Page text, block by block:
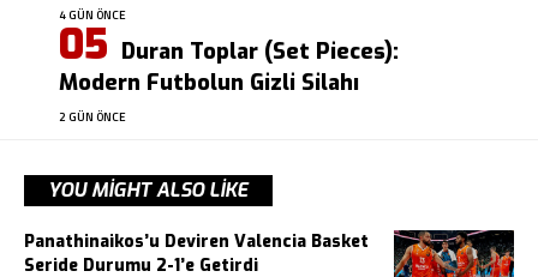
4 GÜN ÖNCE
Duran Toplar (Set Pieces):
Modern Futbolun Gizli Silahı
2 GÜN ÖNCE
YOU MIGHT ALSO LIKE
Panathinaikos’u Deviren Valencia Basket
Seride Durumu 2-1’e Getirdi